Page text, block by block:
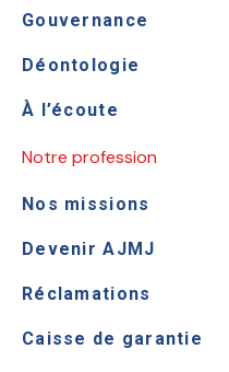
Gouvernance
Déontologie
À l’écoute
Notre profession
Nos missions
Devenir AJMJ
Réclamations
Caisse de garantie